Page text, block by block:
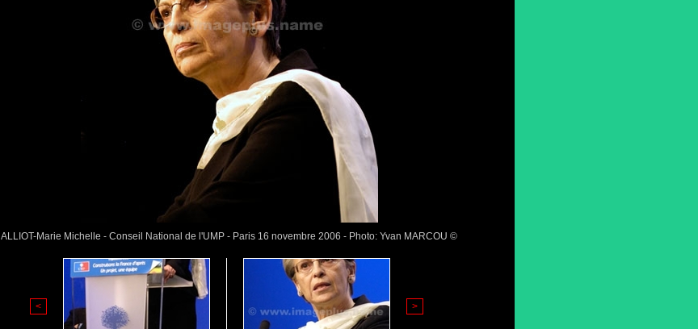
ALLIOT-Marie Michelle - Conseil National de l'UMP - Paris 16 novembre 2006 - Photo: Yvan MARCOU ©
< >